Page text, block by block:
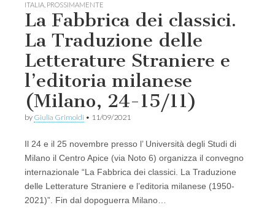
ITALIA PROSSIMAMENTE
La Fabbrica dei classici.
La Traduzione delle
Letterature Straniere e
l’editoria milanese
(Milano, 24-15/11)
by Giulia Grimoldi • 11/09/2021
Il 24 e il 25 novembre presso l’ Università degli Studi di
Milano il Centro Apice (via Noto 6) organizza il convegno
internazionale “La Fabbrica dei classici. La Traduzione
delle Letterature Straniere e l’editoria milanese (1950-
2021)”. Fin dal dopoguerra Milano…